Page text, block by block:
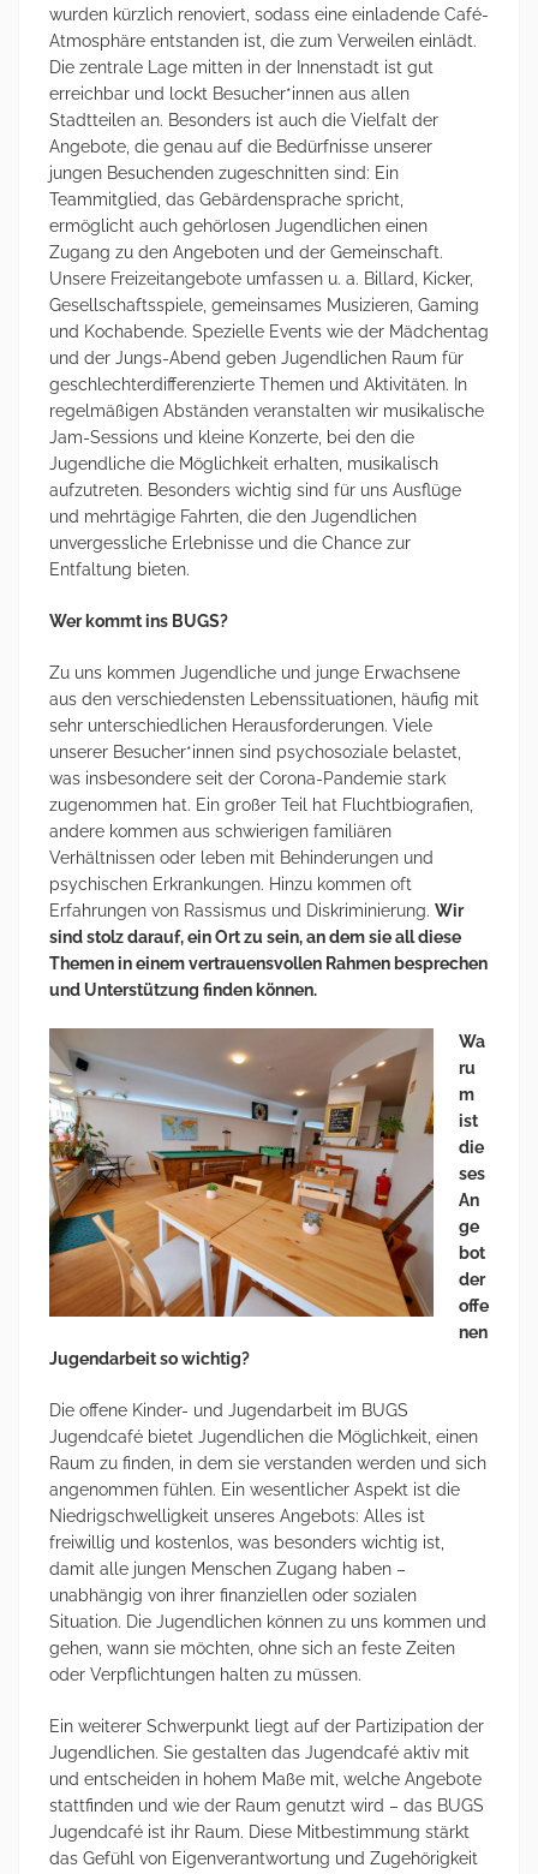
wurden kürzlich renoviert, sodass eine einladende Café-
Atmosphäre entstanden ist, die zum Verweilen einlädt.
Die zentrale Lage mitten in der Innenstadt ist gut
erreichbar und lockt Besucher*innen aus allen
Stadtteilen an. Besonders ist auch die Vielfalt der
Angebote, die genau auf die Bedürfnisse unserer
jungen Besuchenden zugeschnitten sind: Ein
Teammitglied, das Gebärdensprache spricht,
ermöglicht auch gehörlosen Jugendlichen einen
Zugang zu den Angeboten und der Gemeinschaft.
Unsere Freizeitangebote umfassen u. a. Billard, Kicker,
Gesellschaftsspiele, gemeinsames Musizieren, Gaming
und Kochabende. Spezielle Events wie der Mädchentag
und der Jungs-Abend geben Jugendlichen Raum für
geschlechterdifferenzierte Themen und Aktivitäten. In
regelmäßigen Abständen veranstalten wir musikalische
Jam-Sessions und kleine Konzerte, bei den die
Jugendliche die Möglichkeit erhalten, musikalisch
aufzutreten. Besonders wichtig sind für uns Ausflüge
und mehrtägige Fahrten, die den Jugendlichen
unvergessliche Erlebnisse und die Chance zur
Entfaltung bieten.
Wer kommt ins BUGS?
Zu uns kommen Jugendliche und junge Erwachsene
aus den verschiedensten Lebenssituationen, häufig mit
sehr unterschiedlichen Herausforderungen. Viele
unserer Besucher*innen sind psychosoziale belastet,
was insbesondere seit der Corona-Pandemie stark
zugenommen hat. Ein großer Teil hat Fluchtbiografien,
andere kommen aus schwierigen familiären
Verhältnissen oder leben mit Behinderungen und
psychischen Erkrankungen. Hinzu kommen oft
Erfahrungen von Rassismus und Diskriminierung. Wir
sind stolz darauf, ein Ort zu sein, an dem sie all diese
Themen in einem vertrauensvollen Rahmen besprechen
und Unterstützung finden können.
Wa
ru
m
ist
die
ses
An
ge
bot
der
offe
nen
Jugendarbeit so wichtig?
Die offene Kinder- und Jugendarbeit im BUGS
Jugendcafé bietet Jugendlichen die Möglichkeit, einen
Raum zu finden, in dem sie verstanden werden und sich
angenommen fühlen. Ein wesentlicher Aspekt ist die
Niedrigschwelligkeit unseres Angebots: Alles ist
freiwillig und kostenlos, was besonders wichtig ist,
damit alle jungen Menschen Zugang haben –
unabhängig von ihrer finanziellen oder sozialen
Situation. Die Jugendlichen können zu uns kommen und
gehen, wann sie möchten, ohne sich an feste Zeiten
oder Verpflichtungen halten zu müssen.
Ein weiterer Schwerpunkt liegt auf der Partizipation der
Jugendlichen. Sie gestalten das Jugendcafé aktiv mit
und entscheiden in hohem Maße mit, welche Angebote
stattfinden und wie der Raum genutzt wird – das BUGS
Jugendcafé ist ihr Raum. Diese Mitbestimmung stärkt
das Gefühl von Eigenverantwortung und Zugehörigkeit